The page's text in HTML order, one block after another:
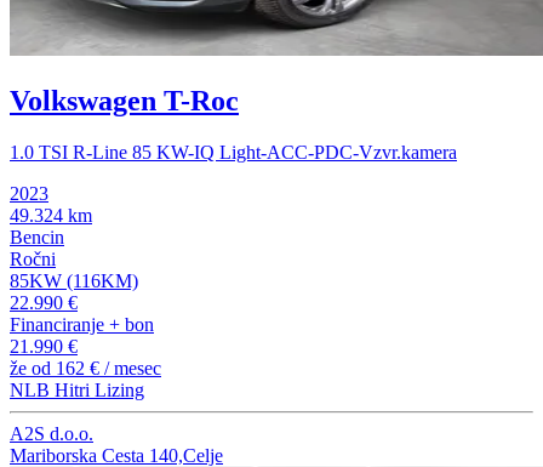
Volkswagen T-Roc
1.0 TSI R-Line 85 KW-IQ Light-ACC-PDC-Vzvr.kamera
2023
49.324 km
Bencin
Ročni
85KW (116KM)
22.990 €
Financiranje + bon
21.990 €
že od 162 € / mesec
NLB Hitri Lizing
A2S d.o.o.
Mariborska Cesta 140,Celje